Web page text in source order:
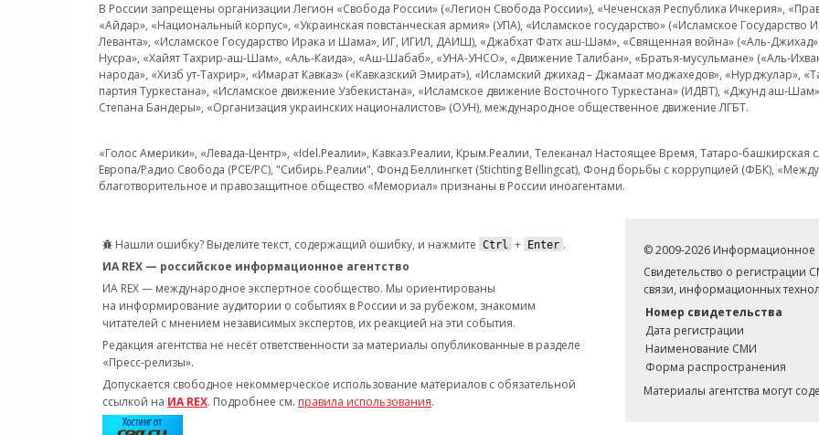
В России запрещены организации Легион «Свобода России» («Легион Свобода России»), «Чеченская Республика Ичкерия»,
«Айдар», «Национальный корпус», «Украинская повстанческая армия» (УПА), «Исламское государство» («Исламское
Леванта», «Исламское Государство Ирака и Шама», ИГ, ИГИЛ, ДАИШ), «Джабхат Фатх аш-Шам», «Священная война» («Аль-Джихад»
Нусра», «Хайят Тахрир-аш-Шам», «Аль-Каида», «Аш-Шабаб», «УНА-УНСО», «Движение Талибан», «Братья-мусульмане» («Аль-
народа», «Хизб ут-Тахрир», «Имарат Кавказ» («Кавказский Эмират»), «Исламский джихад – Джамаат моджахедов», «Нурджулар»,
партия Туркестана», «Исламское движение Узбекистана», «Исламское движение Восточного Туркестана» (ИДВТ), «Джунд аш-
Степана Бандеры», «Организация украинских националистов» (ОУН), международное общественное движение ЛГБТ.
«Голос Америки», «Левада-Центр», «Idel.Реалии», Кавказ.Реалии, Крым.Реалии, Телеканал Настоящее Время, Татаро-
Европа/Радио Свобода (PCE/PC), "Сибирь.Реалии", Фонд Беллингкет (Stichting Bellingcat), Фонд борьбы с коррупцией (ФБК),
благотворительное и правозащитное общество «Мемориал» признаны в России иноагентами.
Нашли ошибку? Выделите текст, содержащий ошибку, и нажмите Ctrl + Enter .
ИА REX — российское информационное агентство
ИА REX — международное экспертное сообщество. Мы ориентированы
на информирование аудитории о событиях в России и за рубежом, знакомим
читателей с мнением независимых экспертов, их реакцией на эти события.
Редакция агентства не несёт ответственности за материалы опубликованные в разделе
«Пресс-релизы».
Допускается свободное некоммерческое использование материалов с обязательной
ссылкой на ИА REX. Подробнее см. правила использования.
© 2009-2026 Информационное
Свидетельство о
связи, информационных
Номер свидетельства
Дата регистрации
Наименование СМИ
Форма распространения
Материалы агентства могут